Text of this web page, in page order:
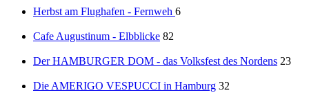
Herbst am Flughafen - Fernweh 6
Cafe Augustinum - Elbblicke 82
Der HAMBURGER DOM - das Volksfest des Nordens 23
Die AMERIGO VESPUCCI in Hamburg 32